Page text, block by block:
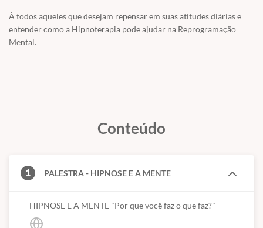
À todos aqueles que desejam repensar em suas atitudes diárias e
entender como a Hipnoterapia pode ajudar na Reprogramação
Mental.
Conteúdo
1 PALESTRA - HIPNOSE E A MENTE
HIPNOSE E A MENTE "Por que você faz o que faz?"